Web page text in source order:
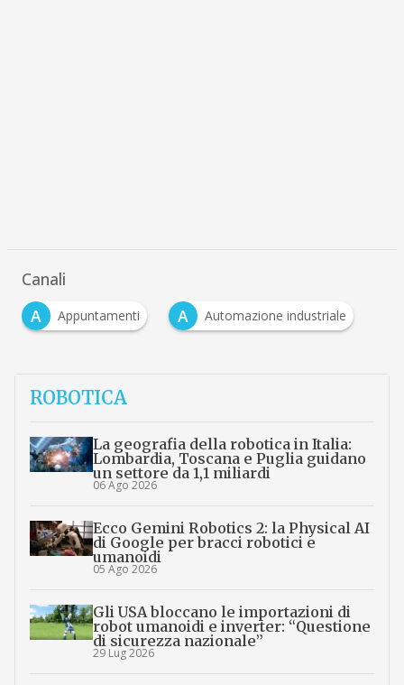
Canali
A
Appuntamenti A Automazione industriale
ROBOTICA
La geografia della robotica in Italia:
Lombardia, Toscana e Puglia guidano
un settore da 1,1 miliardi
06 Ago 2026
Ecco Gemini Robotics 2: la Physical AI
di Google per bracci robotici e
umanoidi
05 Ago 2026
Gli USA bloccano le importazioni di
robot umanoidi e inverter: “Questione
di sicurezza nazionale”
29 Lug 2026